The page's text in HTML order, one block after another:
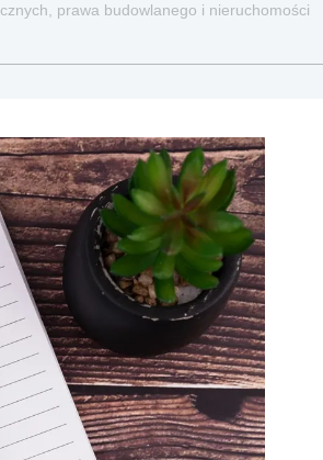
prawa budowlanego i nieruchomości